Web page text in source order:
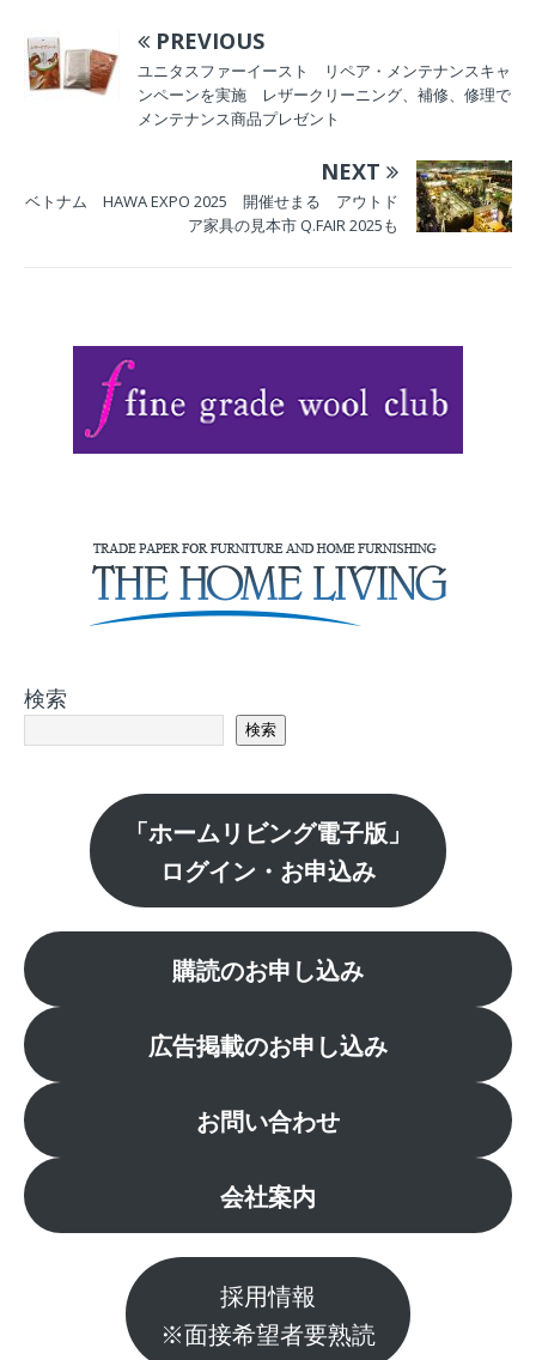
PREVIOUS
ユニタスファーイースト リペア・メンテナンスキャ
ンペーンを実施 レザークリーニング、補修、修理で
メンテナンス商品プレゼント
NEXT
ベトナム HAWA EXPO 2025 開催せまる アウトド
ア家具の見本市 Q.FAIR 2025も
検索
検索
「ホームリビング電子版」
ログイン・お申込み
購読のお申し込み
広告掲載のお申し込み
お問い合わせ
会社案内
採用情報
※面接希望者要熟読